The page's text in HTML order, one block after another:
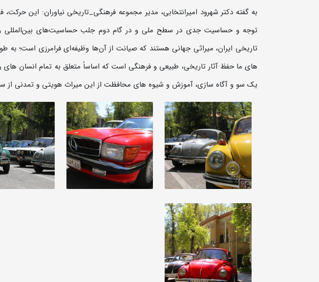
به گفته دکتر شهرود امیرانتخابی، مدیر مجموعه فرهنگی_تاریخی نیاوران: این حرکت،
توجه و حساسیت جدی در سطح ملی و در گام دوم جلب حساسیت‌های بین‌المللی و
تاریخی ایران، میراثی جهانی هستند که صیانت از آن‌ها وظیفه‌ای فرامرزی است؛ به
های ما حفظ آثار تاریخی، طبیعی و فرهنگی است که اساساً متعلق به تمام انسان
یک سو و آگاه سازی، آموزش و شیوه های محافظت از این میراث هویتی و تمدنی از